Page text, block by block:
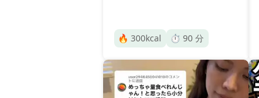
🔥 300kcal ⏱️ 90 分